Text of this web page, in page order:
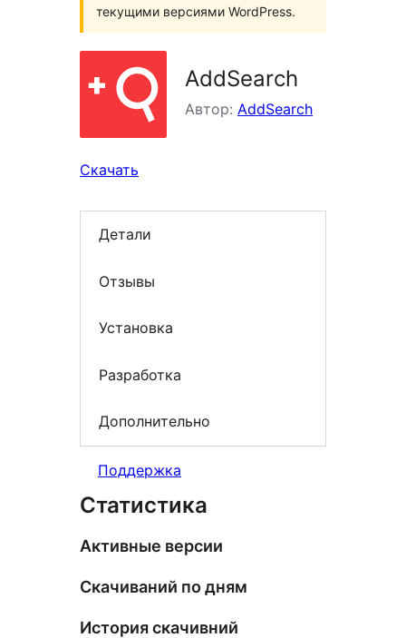
текущими версиями WordPress.
AddSearch
Автор: AddSearch
Скачать
Детали
Отзывы
Установка
Разработка
Дополнительно
Поддержка
Статистика
Активные версии
Скачиваний по дням
История скачивний